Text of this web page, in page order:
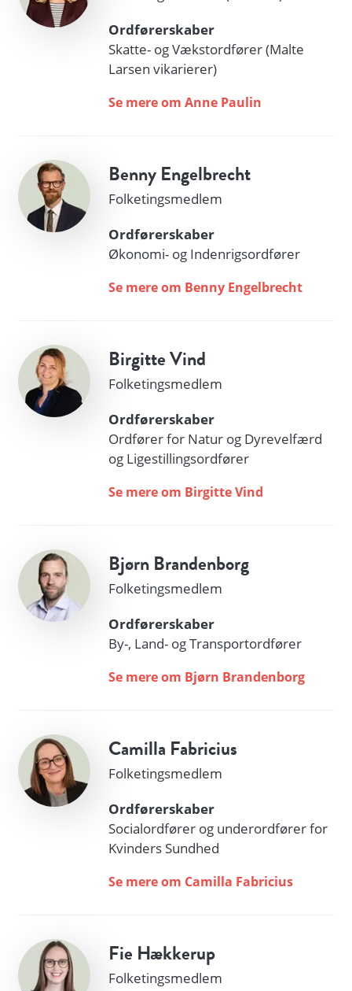
Ordførerskaber
Skatte- og Vækstordfører (Malte
Larsen vikarierer)
Se mere om Anne Paulin
Benny Engelbrecht
Folketingsmedlem
Ordførerskaber
Økonomi- og Indenrigsordfører
Se mere om Benny Engelbrecht
Birgitte Vind
Folketingsmedlem
Ordførerskaber
Ordfører for Natur og Dyrevelfærd
og Ligestillingsordfører
Se mere om Birgitte Vind
Bjørn Brandenborg
Folketingsmedlem
Ordførerskaber
By-, Land- og Transportordfører
Se mere om Bjørn Brandenborg
Camilla Fabricius
Folketingsmedlem
Ordførerskaber
Socialordfører og underordfører for
Kvinders Sundhed
Se mere om Camilla Fabricius
Fie Hækkerup
Folketingsmedlem